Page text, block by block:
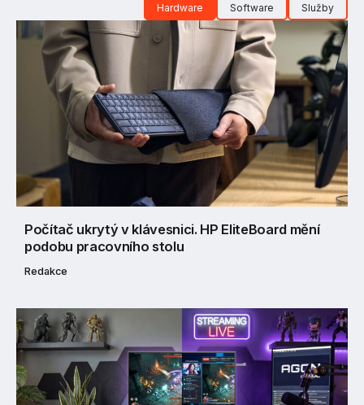
Hardware Software Služby
Počítač ukrytý v klávesnici. HP EliteBoard mění
podobu pracovního stolu
Redakce